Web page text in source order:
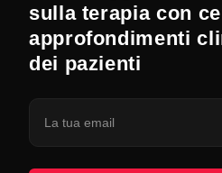
sulla terapia con
approfondimenti
dei pazienti